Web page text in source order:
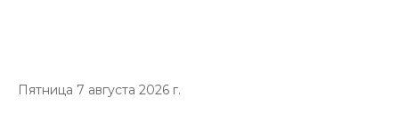
Пятница 7 августа 2026 г.